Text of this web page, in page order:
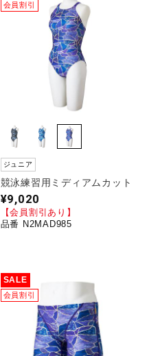
会員割引
ジュニア
競泳練習用ミディアムカット
¥9,020
【会員割引あり】
品番 N2MAD985
SALE
会員割引